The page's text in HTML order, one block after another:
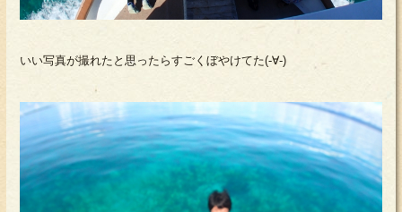
いい写真が撮れたと思ったらすごくぼやけてた(-∀-)